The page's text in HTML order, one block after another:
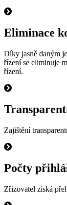
Eliminace
Díky jasně daným
řízení se eliminuje
řízení.
Zajištění
Počty
Zřizovatel získá